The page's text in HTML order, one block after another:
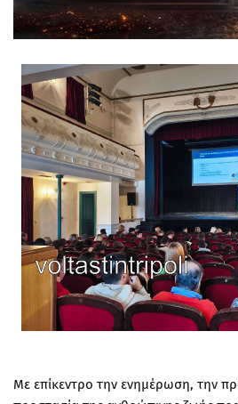
Με επίκεντρο την ενημέρωση, την